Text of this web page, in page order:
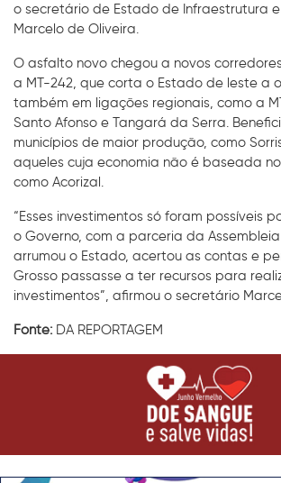
o secretário de Estado de Infraestrutura e
Marcelo de Oliveira.
O asfalto novo chegou a novos
a MT-242, que corta o Estado de leste a
também em ligações regionais, como a
Santo Afonso e Tangará da Serra.
municípios de maior produção, como
aqueles cuja economia não é baseada
como Acorizal.
“Esses investimentos só foram possíveis
o Governo, com a parceria da
arrumou o Estado, acertou as contas e
Grosso passasse a ter recursos para
investimentos”, afirmou o secretário
Fonte: DA REPORTAGEM